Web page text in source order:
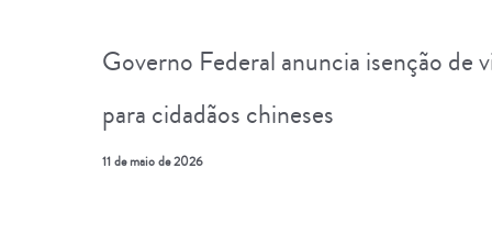
Governo Federal anuncia isenção de
para cidadãos chineses
11 de maio de 2026